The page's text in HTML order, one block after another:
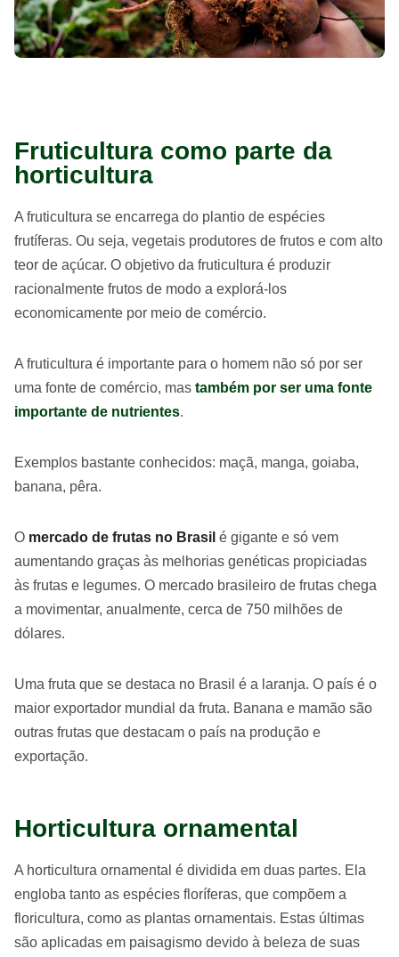
Fruticultura como parte da
horticultura
A fruticultura se encarrega do plantio de espécies
frutíferas. Ou seja, vegetais produtores de frutos e com alto
teor de açúcar. O objetivo da fruticultura é produzir
racionalmente frutos de modo a explorá-los
economicamente por meio de comércio.
A fruticultura é importante para o homem não só por ser
uma fonte de comércio, mas também por ser uma fonte
importante de nutrientes.
Exemplos bastante conhecidos: maçã, manga, goiaba,
banana, pêra.
O mercado de frutas no Brasil é gigante e só vem
aumentando graças às melhorias genéticas propiciadas
às frutas e legumes. O mercado brasileiro de frutas chega
a movimentar, anualmente, cerca de 750 milhões de
dólares.
Uma fruta que se destaca no Brasil é a laranja. O país é o
maior exportador mundial da fruta. Banana e mamão são
outras frutas que destacam o país na produção e
exportação.
Horticultura ornamental
A horticultura ornamental é dividida em duas partes. Ela
engloba tanto as espécies floríferas, que compõem a
floricultura, como as plantas ornamentais. Estas últimas
são aplicadas em paisagismo devido à beleza de suas